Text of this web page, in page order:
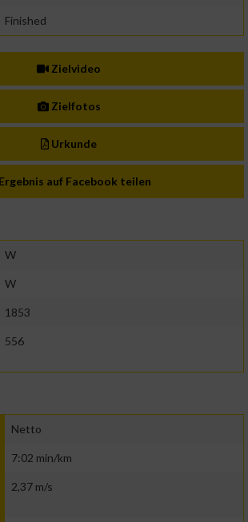
Finished
Zielvideo
Zielfotos
Urkunde
Ergebnis auf Facebook teilen
W
W
1853
556
Netto
7:02 min/km
2,37 m/s